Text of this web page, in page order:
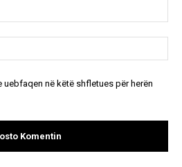
uebfaqen në këtë shfletues për herën